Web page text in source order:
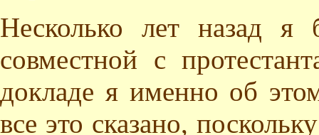
Несколько лет назад
совместной с
докладе я именно об
все это сказано,